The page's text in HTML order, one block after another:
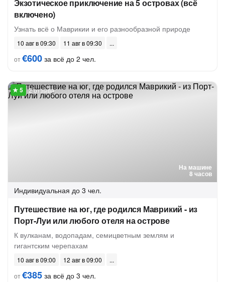
Экзотическое приключение на 5 островах (всё
включено)
Узнать всё о Маврикии и его разнообразной природе
10 авг в 09:30
11 авг в 09:30
от€600 за всё до 2 чел.
На машине
8 часов
2 отзыва
Индивидуальная до 3 чел.
Путешествие на юг, где родился Маврикий - из
Порт-Луи или любого отеля на острове
К вулканам, водопадам, семицветным землям и
гигантским черепахам
10 авг в 09:00
12 авг в 09:00
от€385 за всё до 3 чел.